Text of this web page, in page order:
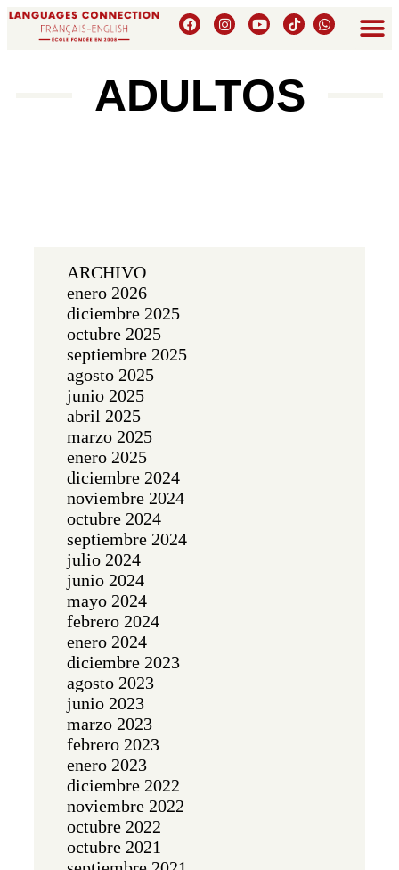
ADULTOS
ARCHIVO
enero 2026
diciembre 2025
octubre 2025
septiembre 2025
agosto 2025
junio 2025
abril 2025
marzo 2025
enero 2025
diciembre 2024
noviembre 2024
octubre 2024
septiembre 2024
julio 2024
junio 2024
mayo 2024
febrero 2024
enero 2024
diciembre 2023
agosto 2023
junio 2023
marzo 2023
febrero 2023
enero 2023
diciembre 2022
noviembre 2022
octubre 2022
octubre 2021